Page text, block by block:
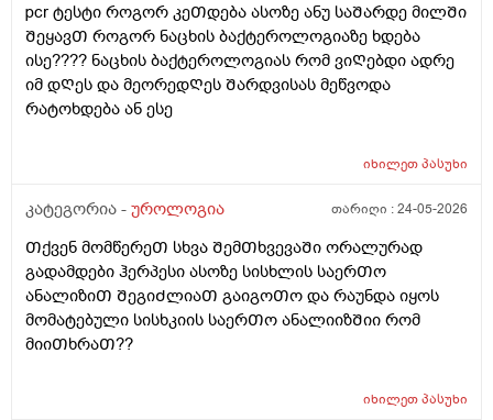
pcr ტესტი როგორ კეᲗდება ასოზე ანუ საᲨარდე მილᲨი
ᲨეყავᲗ როგორ ნაცხის ბაქტეროლოგიაზე ხდება
ისე???? ნაცხის ბაქტეროლოგიას რომ ვიᲦებდი ადრე
იმ დᲦეს და მეორედᲦეს Შარდვისას მეწვოდა
რატოხდება ან ესე
იხილეთპასუხი
კატეგორია - უროლოგია თარიღი :24-05-2026
Თქვენ მომწერეᲗ სხვა ᲨემᲗხვევაᲨი ორალურად
გადამდები ჰერპესი ასოზე სისხლის საერᲗო
ანალიზიᲗ ᲨეგიᲫლიაᲗ გაიგოᲗო და რაუნდა იყოს
მომატებული სისხკიის საერᲗო ანალიიზᲨიი რომ
მიიᲗხრაᲗ??
იხილეთპასუხი